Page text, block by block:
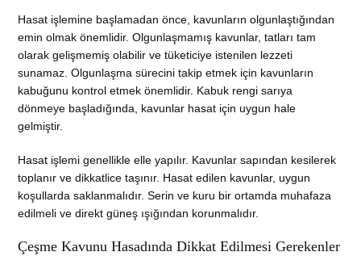
Hasat işlemine başlamadan önce, kavunların olgunlaştığından
emin olmak önemlidir. Olgunlaşmamış kavunlar, tatları tam
olarak gelişmemiş olabilir ve tüketiciye istenilen lezzeti
sunamaz. Olgunlaşma sürecini takip etmek için kavunların
kabuğunu kontrol etmek önemlidir. Kabuk rengi sarıya
dönmeye başladığında, kavunlar hasat için uygun hale
gelmiştir.
Hasat işlemi genellikle elle yapılır. Kavunlar sapından kesilerek
toplanır ve dikkatlice taşınır. Hasat edilen kavunlar, uygun
koşullarda saklanmalıdır. Serin ve kuru bir ortamda muhafaza
edilmeli ve direkt güneş ışığından korunmalıdır.
Çeşme Kavunu Hasadında Dikkat Edilmesi Gerekenler